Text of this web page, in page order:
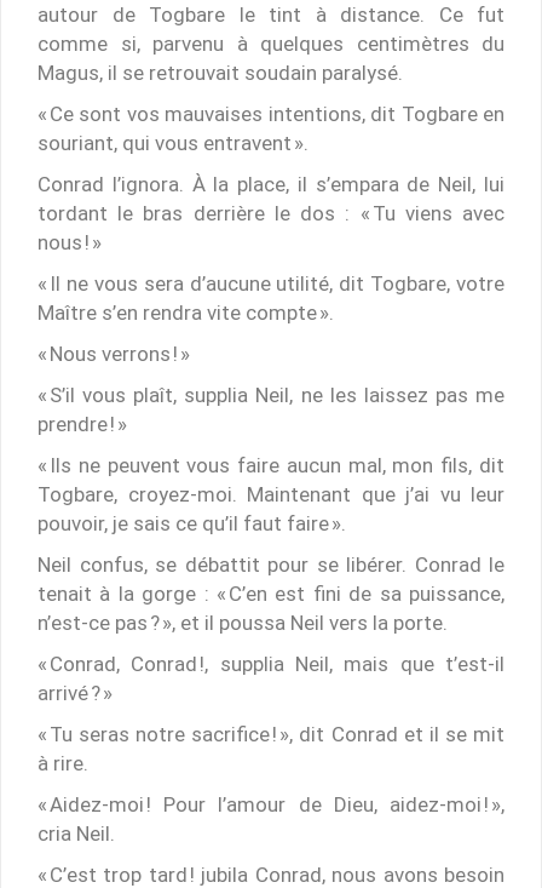
autour de Togbare le tint à distance. Ce fut
comme si, parvenu à quelques centimètres du
Magus, il se retrouvait soudain paralysé.
« Ce sont vos mauvaises intentions, dit Togbare en
souriant, qui vous entravent ».
Conrad l’ignora. À la place, il s’empara de Neil, lui
tordant le bras derrière le dos : « Tu viens avec
nous ! »
« Il ne vous sera d’aucune utilité, dit Togbare, votre
Maître s’en rendra vite compte ».
« Nous verrons ! »
« S’il vous plaît, supplia Neil, ne les laissez pas me
prendre ! »
« Ils ne peuvent vous faire aucun mal, mon fils, dit
Togbare, croyez-moi. Maintenant que j’ai vu leur
pouvoir, je sais ce qu’il faut faire ».
Neil confus, se débattit pour se libérer. Conrad le
tenait à la gorge : « C’en est fini de sa puissance,
n’est-ce pas ? », et il poussa Neil vers la porte.
« Conrad, Conrad !, supplia Neil, mais que t’est-il
arrivé ? »
« Tu seras notre sacrifice ! », dit Conrad et il se mit
à rire.
« Aidez-moi ! Pour l’amour de Dieu, aidez-moi ! »,
cria Neil.
« C’est trop tard ! jubila Conrad, nous avons besoin